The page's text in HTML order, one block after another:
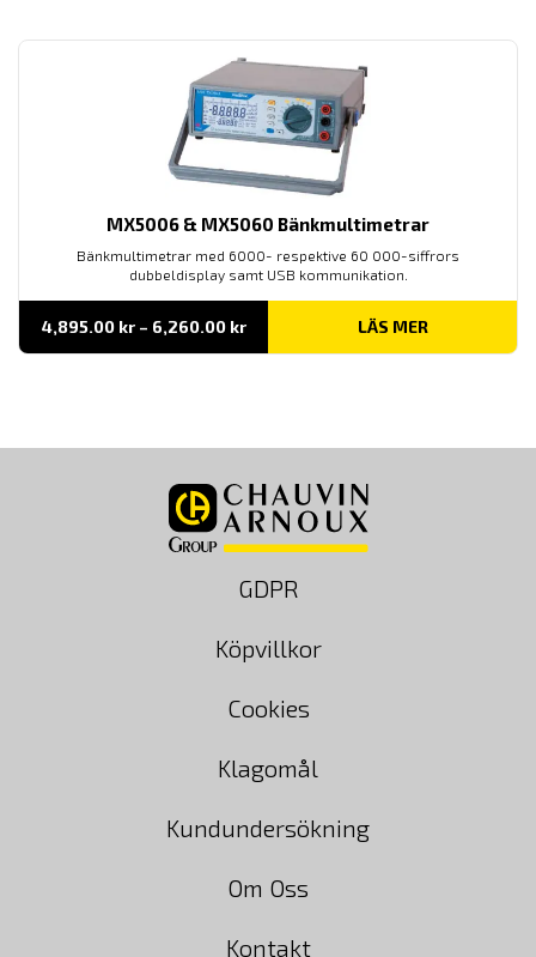
MX5006 & MX5060 Bänkmultimetrar
Bänkmultimetrar med 6000- respektive 60 000-siffrors
dubbeldisplay samt USB kommunikation.
4,895.00 kr – 6,260.00 krPrisintervall:
till
LÄS MER
GDPR
Köpvillkor
Cookies
Klagomål
Kundundersökning
Om Oss
Kontakt